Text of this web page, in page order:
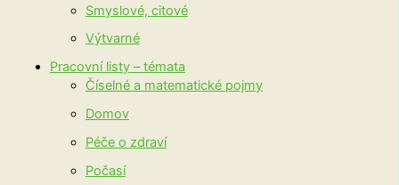
Smyslové, citové
Výtvarné
Pracovní listy – témata
Číselné a matematické pojmy
Domov
Péče o zdraví
Počasí